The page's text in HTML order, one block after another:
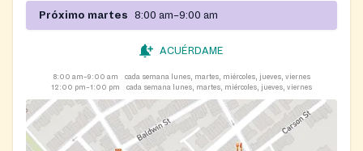
Próximo martes 8:00 am–9:00 am
ACUÉRDAME
8:00 am–9:00 am
cada semana lunes, martes, miércoles, jueves, viernes
12:00 pm–1:00 pm
cada semana lunes, martes, miércoles, jueves, viernes